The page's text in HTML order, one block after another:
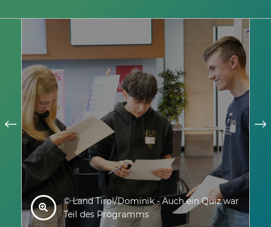
© Land Tirol/Dominik - Auch ein Quiz war
Teil des Programms